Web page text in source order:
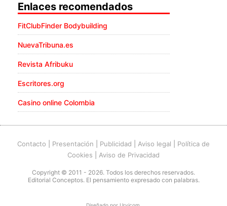
Enlaces recomendados
FitClubFinder Bodybuilding
NuevaTribuna.es
Revista Afribuku
Escritores.org
Casino online Colombia
Contacto Presentación Publicidad Aviso legal
Política de
Cookies
Aviso de Privacidad
Copyright © 2011 - 2026. Todos los derechos reservados.
Editorial Conceptos. El pensamiento expresado con palabras.